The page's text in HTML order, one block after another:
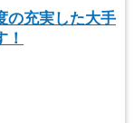
の充実した大手